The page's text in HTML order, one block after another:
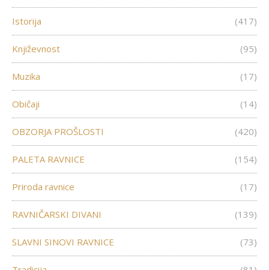
Istorija (417)
Književnost (95)
Muzika (17)
Običaji (14)
OBZORJA PROŠLOSTI (420)
PALETA RAVNICE (154)
Priroda ravnice (17)
RAVNIČARSKI DIVANI (139)
SLAVNI SINOVI RAVNICE (73)